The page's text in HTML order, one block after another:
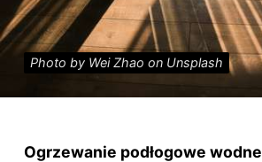
Photo by Wei Zhao on Unsplash
Ogrzewanie podłogowe wodne